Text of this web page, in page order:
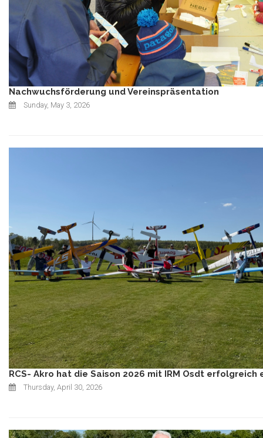
Nachwuchsförderung und Vereinspräsentation
Sunday, May 3, 2026
RCS- Akro hat die Saison 2026 mit IRM Osdt erfolgreich
Thursday, April 30, 2026